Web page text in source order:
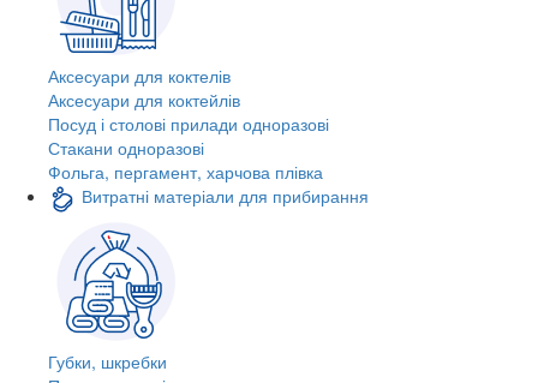
Аксесуари для коктелів
Аксесуари для коктейлів
Посуд і столові прилади одноразові
Стакани одноразові
Фольга, пергамент, харчова плівка
Витратні матеріали для прибирання
Губки, шкребки